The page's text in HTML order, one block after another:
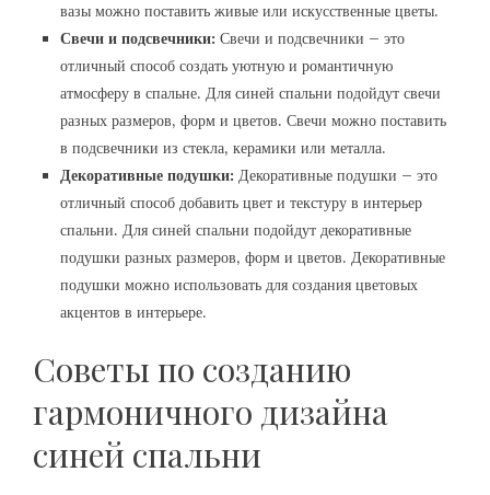
вазы можно поставить живые или искусственные цветы.
Свечи и подсвечники: Свечи и подсвечники – это
отличный способ создать уютную и романтичную
атмосферу в спальне. Для синей спальни подойдут свечи
разных размеров‚ форм и цветов. Свечи можно поставить
в подсвечники из стекла‚ керамики или металла.
Декоративные подушки: Декоративные подушки – это
отличный способ добавить цвет и текстуру в интерьер
спальни. Для синей спальни подойдут декоративные
подушки разных размеров‚ форм и цветов. Декоративные
подушки можно использовать для создания цветовых
акцентов в интерьере.
Советы по созданию
гармоничного дизайна
синей спальни